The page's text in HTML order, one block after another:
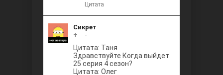
Цитата
Сикрет
+
-
Цитата: Таня
Здравствуйте Когда выйдет
25 серия 4 сезон?
Цитата: Олег